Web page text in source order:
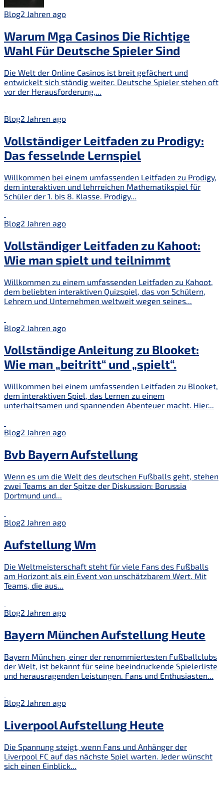
Blog2 Jahren ago
Warum Mga Casinos Die Richtige
Wahl Für Deutsche Spieler Sind
Die Welt der Online Casinos ist breit gefächert und
entwickelt sich ständig weiter. Deutsche Spieler stehen oft
vor der Herausforderung,...
Blog2 Jahren ago
Vollständiger Leitfaden zu Prodigy:
Das fesselnde Lernspiel
Willkommen bei einem umfassenden Leitfaden zu Prodigy,
dem interaktiven und lehrreichen Mathematikspiel für
Schüler der 1. bis 8. Klasse. Prodigy...
Blog2 Jahren ago
Vollständiger Leitfaden zu Kahoot:
Wie man spielt und teilnimmt
Willkommen zu einem umfassenden Leitfaden zu Kahoot,
dem beliebten interaktiven Quizspiel, das von Schülern,
Lehrern und Unternehmen weltweit wegen seines...
Blog2 Jahren ago
Vollständige Anleitung zu Blooket:
Wie man „beitritt“ und „spielt“.
Willkommen bei einem umfassenden Leitfaden zu Blooket,
dem interaktiven Spiel, das Lernen zu einem
unterhaltsamen und spannenden Abenteuer macht. Hier...
Blog2 Jahren ago
Bvb Bayern Aufstellung
Wenn es um die Welt des deutschen Fußballs geht, stehen
zwei Teams an der Spitze der Diskussion: Borussia
Dortmund und...
Blog2 Jahren ago
Aufstellung Wm
Die Weltmeisterschaft steht für viele Fans des Fußballs
am Horizont als ein Event von unschätzbarem Wert. Mit
Teams, die aus...
Blog2 Jahren ago
Bayern München Aufstellung Heute
Bayern München, einer der renommiertesten Fußballclubs
der Welt, ist bekannt für seine beeindruckende Spielerliste
und herausragenden Leistungen. Fans und Enthusiasten...
Blog2 Jahren ago
Liverpool Aufstellung Heute
Die Spannung steigt, wenn Fans und Anhänger der
Liverpool FC auf das nächste Spiel warten. Jeder wünscht
sich einen Einblick...